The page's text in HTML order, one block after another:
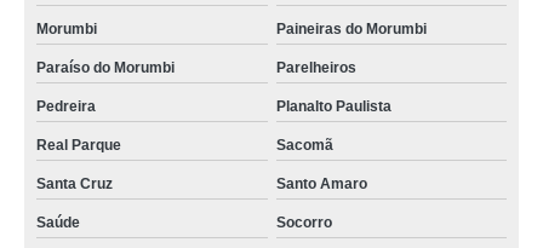
Morumbi Paineiras do Morumbi
Paraíso do Morumbi Parelheiros
Pedreira Planalto Paulista
Real Parque Sacomã
Santa Cruz Santo Amaro
Saúde Socorro